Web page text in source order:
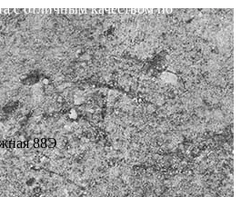
с отличным качеством по
88Э